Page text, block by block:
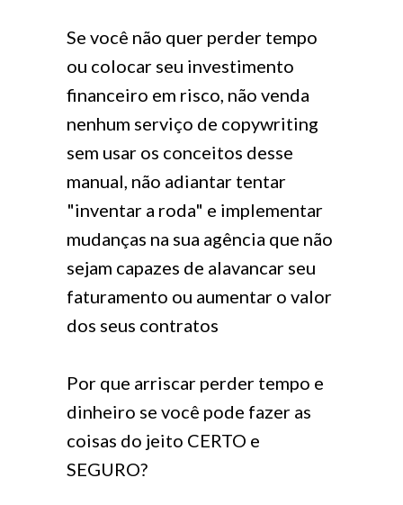
Se você não quer perder tempo
ou colocar seu investimento
financeiro em risco, não venda
nenhum serviço de copywriting
sem usar os conceitos desse
manual, não adiantar tentar
"inventar a roda" e implementar
mudanças na sua agência que não
sejam capazes de alavancar seu
faturamento ou aumentar o valor
dos seus contratos
Por que arriscar perder tempo e
dinheiro se você pode fazer as
coisas do jeito CERTO e
SEGURO?